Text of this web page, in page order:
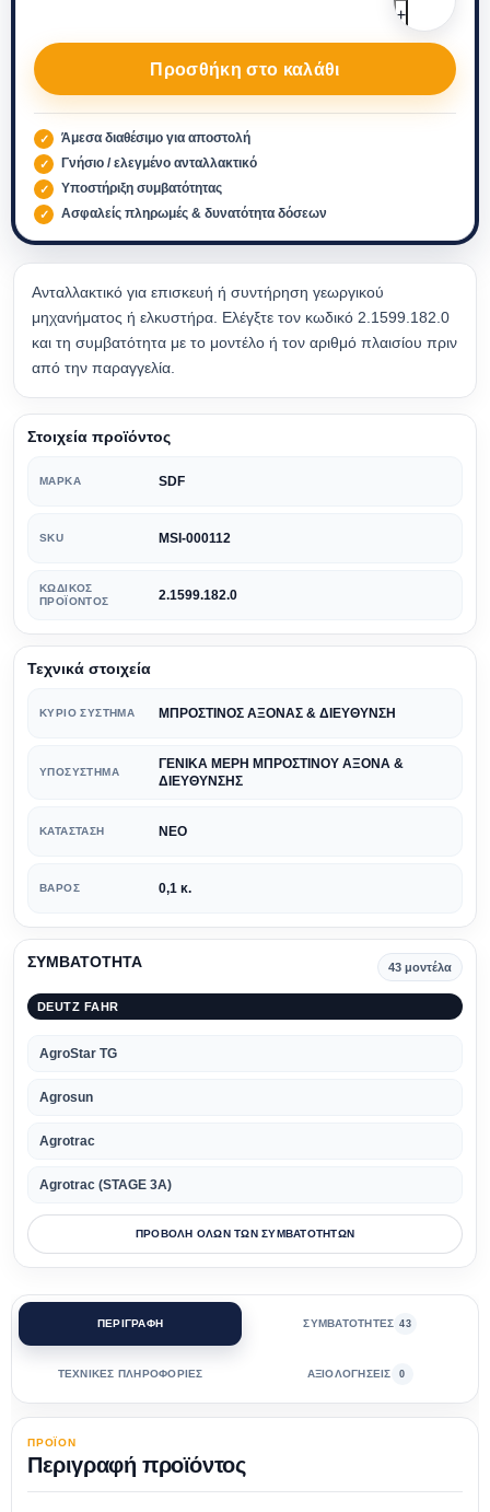
Ανταλλακτικό για επισκευή ή συντήρηση γεωργικού
μηχανήματος ή ελκυστήρα. Ελέγξτε τον κωδικό 2.1599.182.0
και τη συμβατότητα με το μοντέλο ή τον αριθμό πλαισίου πριν
από την παραγγελία.
Στοιχεία προϊόντος
ΜΆΡΚΑ SDF
SKU MSI-000112
ΚΩΔΙΚΌΣ
ΠΡΟΪΌΝΤΟΣ
2.1599.182.0
Τεχνικά στοιχεία
ΚΎΡΙΟ ΣΎΣΤΗΜΑ ΜΠΡΟΣΤΙΝΟΣ ΑΞΟΝΑΣ & ΔΙΕΥΘΥΝΣΗ
ΥΠΟΣΎΣΤΗΜΑ
ΓΕΝΙΚΑ ΜΕΡΗ ΜΠΡΟΣΤΙΝΟΥ ΑΞΟΝΑ &
ΔΙΕΥΘΥΝΣΗΣ
ΚΑΤΆΣΤΑΣΗ ΝΕΟ
ΒΆΡΟΣ 0,1 κ.
ΣΥΜΒΑΤΟΤΗΤΑ 43 μοντέλα
DEUTZ FAHR
AgroStar TG
Agrosun
Agrotrac
Agrotrac (STAGE 3A)
ΠΡΟΒΟΛΗ ΟΛΩΝ ΤΩΝ ΣΥΜΒΑΤΟΤΗΤΩΝ
Προσθήκη στο καλάθι
Άμεσα διαθέσιμο για αποστολή
Γνήσιο / ελεγμένο ανταλλακτικό
Υποστήριξη συμβατότητας
Ασφαλείς πληρωμές & δυνατότητα δόσεων
ΠΕΡΙΓΡΑΦΗ ΣΥΜΒΑΤΟΤΗΤΕΣ 43
ΤΕΧΝΙΚΕΣ ΠΛΗΡΟΦΟΡΙΕΣ ΑΞΙΟΛΟΓΗΣΕΙΣ 0
ΠΡΟΪΟΝ
Περιγραφή προϊόντος